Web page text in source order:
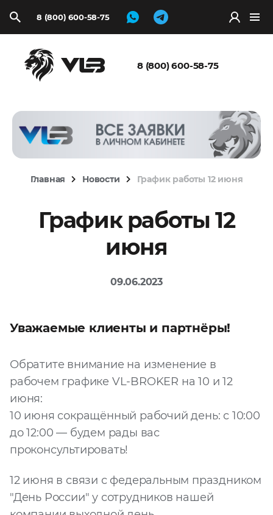
8 (800) 600-58-75
8 (800) 600-58-75
Главная Новости График работы 12 июня
График работы 12
июня
09.06.2023
Уважаемые клиенты и партнёры!
Обратите внимание на изменение в
рабочем графике VL-BROKER на 10 и 12
июня:
10 июня сокращённый рабочий день: с 10:00
до 12:00 — будем рады вас
проконсультировать!
12 июня в связи с федеральным праздником
"День России" у сотрудников нашей
Запросить
расчёт
Согласен с
конфиденциальности
и на обработку моих
персональных